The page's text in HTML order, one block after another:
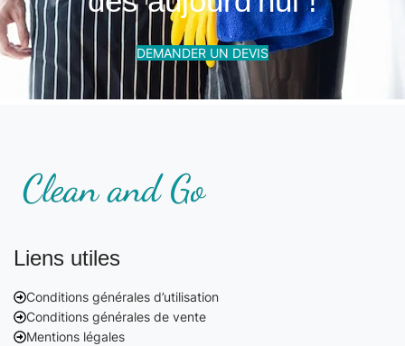
DEMANDER UN DEVIS
Liens utiles
Conditions générales d’utilisation
Conditions générales de vente
Mentions légales